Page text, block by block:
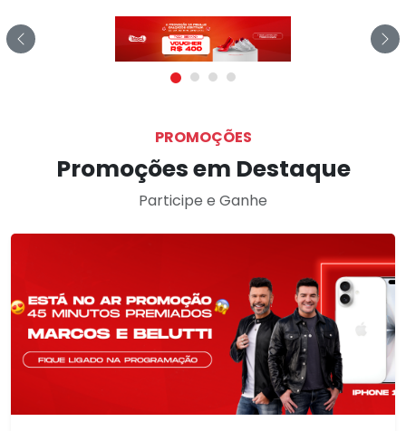
Previous
PROMOÇÕES
Promoções em Destaque
Participe e Ganhe